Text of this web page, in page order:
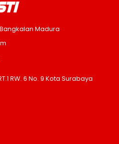
Bangkalan Madura
RW. 6 No. 9 Kota Surabaya